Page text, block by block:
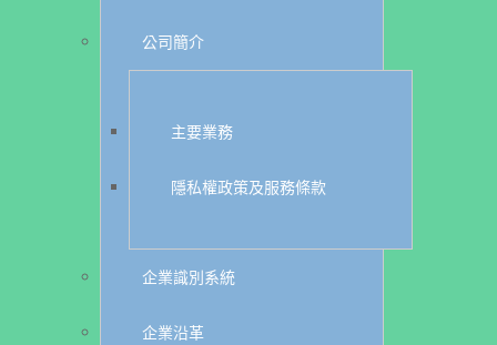
公司簡介
主要業務
隱私權政策及服務條款
企業識別系統
企業沿革